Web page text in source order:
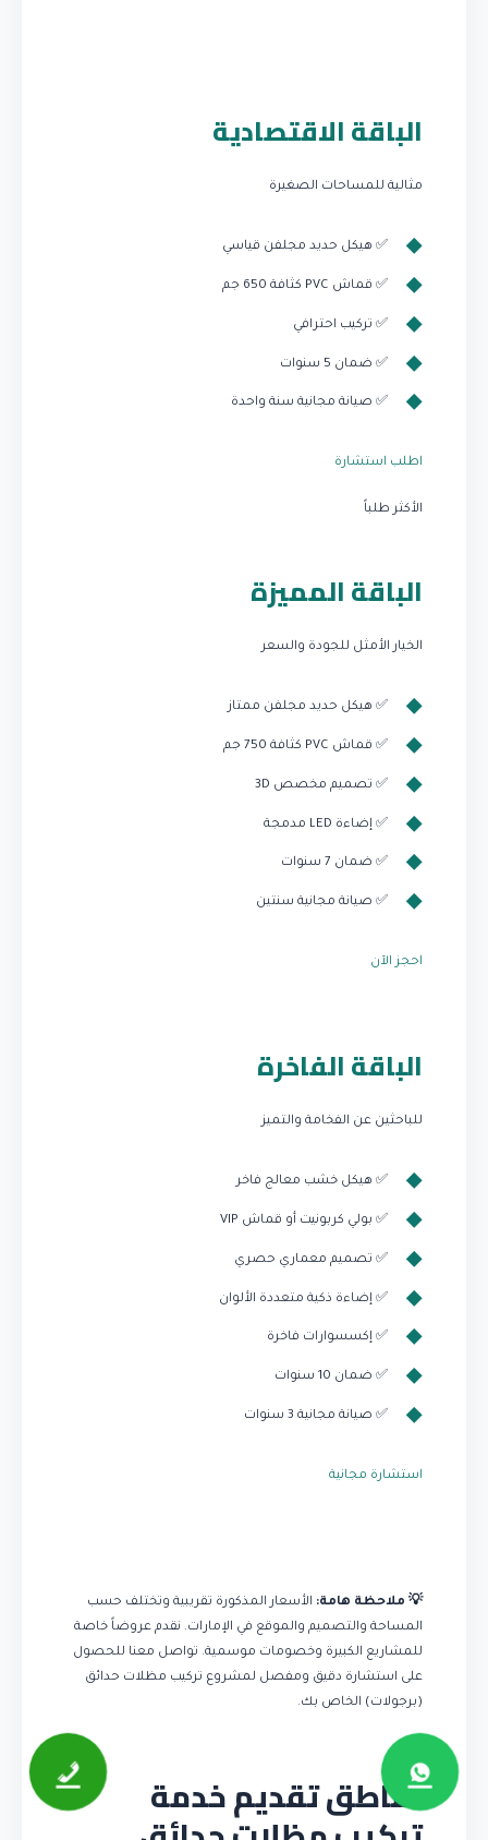
الباقة الاقتصادية
مثالية للمساحات الصغيرة
✅ هيكل حديد مجلفن قياسي
✅ قماش PVC كثافة 650 جم
✅ تركيب احترافي
✅ ضمان 5 سنوات
✅ صيانة مجانية سنة واحدة
اطلب استشارة
الأكثر طلباً
الباقة المميزة
الخيار الأمثل للجودة والسعر
✅ هيكل حديد مجلفن ممتاز
✅ قماش PVC كثافة 750 جم
✅ تصميم مخصص 3D
✅ إضاءة LED مدمجة
✅ ضمان 7 سنوات
✅ صيانة مجانية سنتين
احجز الآن
الباقة الفاخرة
للباحثين عن الفخامة والتميز
✅ هيكل خشب معالج فاخر
✅ بولي كربونيت أو قماش VIP
✅ تصميم معماري حصري
✅ إضاءة ذكية متعددة الألوان
✅ إكسسوارات فاخرة
✅ ضمان 10 سنوات
✅ صيانة مجانية 3 سنوات
استشارة مجانية
💡 ملاحظة هامة: الأسعار المذكورة تقريبية وتختلف حسب
المساحة والتصميم والموقع في الإمارات. نقدم عروضاً خاصة
للمشاريع الكبيرة وخصومات موسمية. تواصل معنا للحصول
على استشارة دقيق ومفصل لمشروع تركيب مظلات حدائق
(برجولات) الخاص بك.
مناطق تقديم خدمة